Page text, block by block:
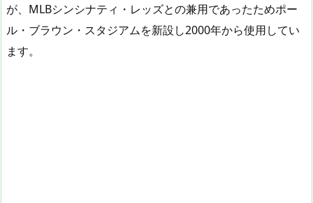
が、MLBシンシナティ・レッズとの兼用であったためポー
ル・ブラウン・スタジアムを新設し2000年から使用してい
ます。